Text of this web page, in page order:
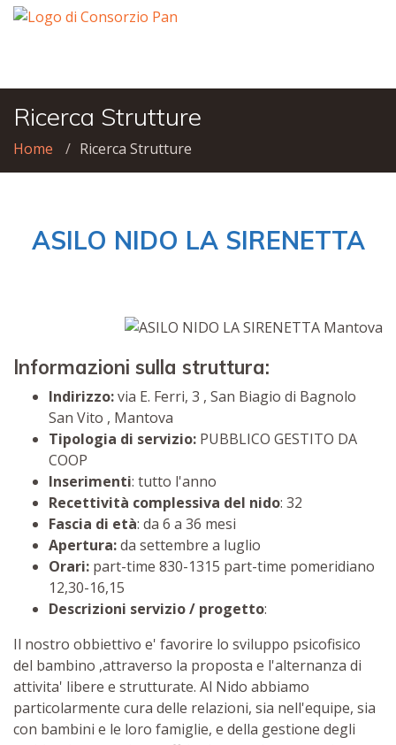
Ricerca Strutture
Home Ricerca Strutture
ASILO NIDO LA SIRENETTA
Informazioni sulla struttura:
Indirizzo:via E. Ferri, 3 , San Biagio di Bagnolo
San Vito , Mantova
Tipologia di servizio: PUBBLICO GESTITO DA
COOP
Inserimenti: tutto l'anno
Recettività complessiva del nido: 32
Fascia di età: da 6 a 36 mesi
Apertura:da settembre a luglio
Orari: part-time 830-1315 part-time pomeridiano
12,30-16,15
Descrizioni servizio / progetto:
Il nostro obbiettivo e' favorire lo sviluppo psicofisico
del bambino ,attraverso la proposta e l'alternanza di
attivita' libere e strutturate. Al Nido abbiamo
particolarmente cura delle relazioni, sia nell'equipe, sia
con bambini e le loro famiglie, e della gestione degli